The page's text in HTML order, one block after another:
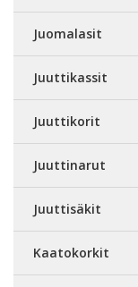
Juomalasit
Juuttikassit
Juuttikorit
Juuttinarut
Juuttisäkit
Kaatokorkit